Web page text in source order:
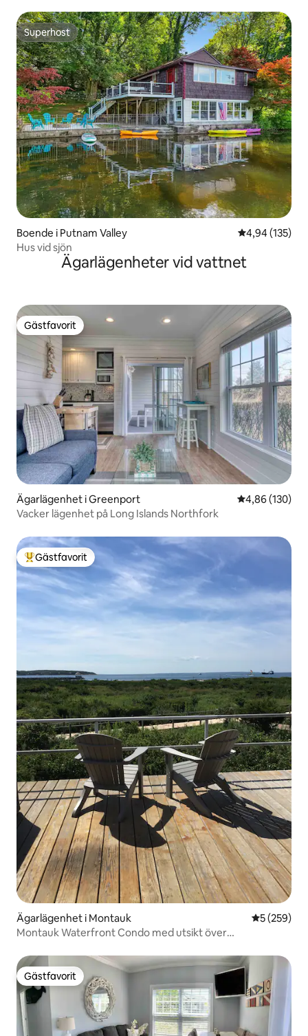
Superhost
Superhost
Boende i Putnam Valley 4,94 av 5 i
4,94 (135)
Hus vid sjön
Ägarlägenheter vid vattnet
Gästfavorit
Gästfavorit
Ägarlägenhet i Greenport 4,86 av 5 i
4,86 (130)
Vacker lägenhet på Long Islands Northfork
Populär gästfavorit
Gästfavorit
Ägarlägenhet i Montauk 5 av 5 i
5 (259)
Montauk Waterfront Condo med utsikt över
Gästfavorit
Gästfavorit